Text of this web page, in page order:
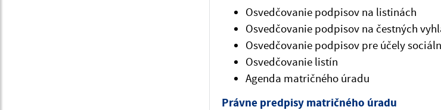
Osvedčovanie podpisov na listinách
Osvedčovanie podpisov na čestných
Osvedčovanie podpisov pre účely
Osvedčovanie listín
Agenda matričného úradu
Právne predpisy matričného úradu